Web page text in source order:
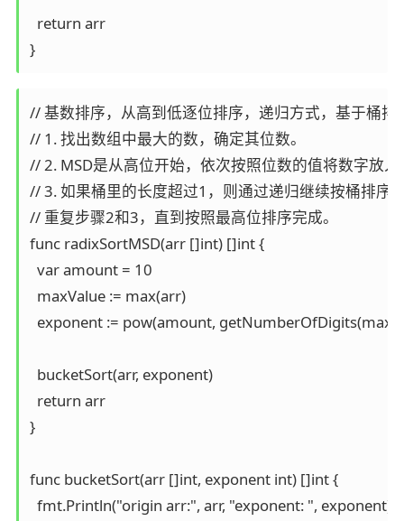
  return arr
}
// 基数排序，从高到低逐位排序，递归方式，基于桶排
// 1. 找出数组中最大的数，确定其位数。
// 2. MSD是从高位开始，依次按照位数的值将数字放
// 3. 如果桶里的长度超过1，则通过递归继续按桶排序
// 重复步骤2和3，直到按照最高位排序完成。
func radixSortMSD(arr []int) []int {
  var amount = 10
  maxValue := max(arr)
exponent := pow(amount,
  bucketSort(arr, exponent)
  return arr
}
func bucketSort(arr []int, exponent int) []int {
  fmt.Println("origin arr:", arr, "exponent: ", exponent)